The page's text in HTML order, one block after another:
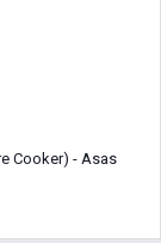
Cooker) - Asas